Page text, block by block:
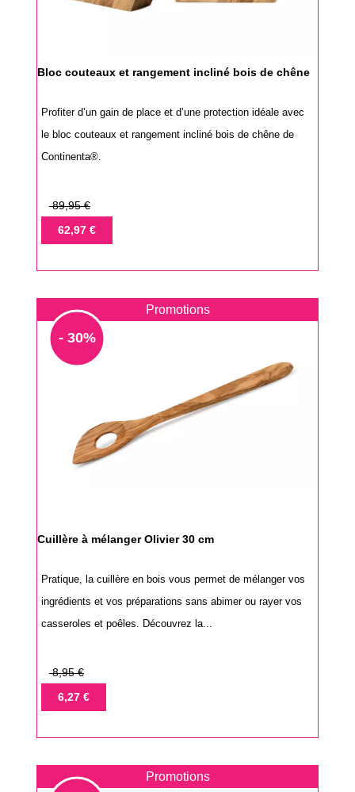
Bloc couteaux et rangement incliné bois de chêne
Profiter d’un gain de place et d’une protection idéale avec
le bloc couteaux et rangement incliné bois de chêne de
Continenta®.
Prix
base
89,95 €
Prix62,97 €
Promotions
- 30%
Cuillère à mélanger Olivier 30 cm
Pratique, la cuillère en bois vous permet de mélanger vos
ingrédients et vos préparations sans abimer ou rayer vos
casseroles et poêles. Découvrez la...
Prix
base
8,95 €
Prix6,27 €
Promotions